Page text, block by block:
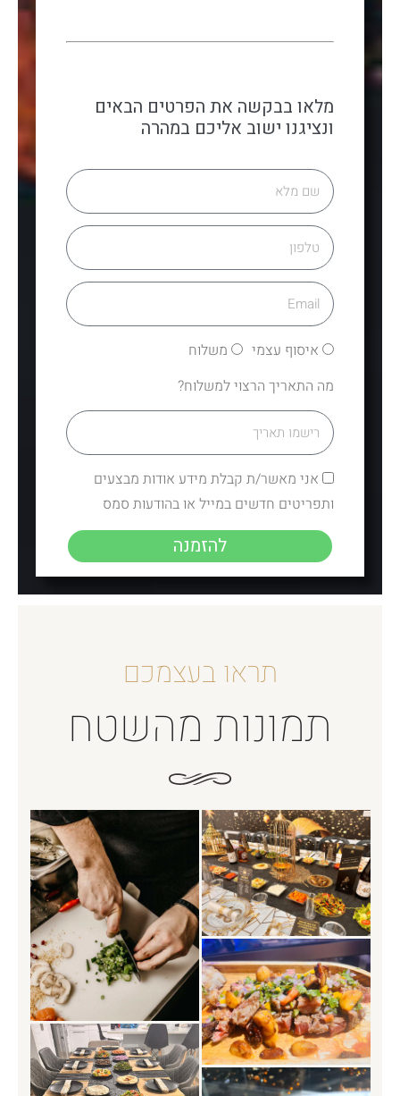
מלאו בבקשה את הפרטים הבאים
ונציגנו ישוב אליכם במהרה
איסוף עצמי
משלוח
מה התאריך הרצוי למשלוח?
אני מאשר/ת קבלת מידע אודות מבצעים
ותפריטים חדשים במייל או בהודעות סמס
להזמנה
תראו בעצמכם
תמונות מהשטח